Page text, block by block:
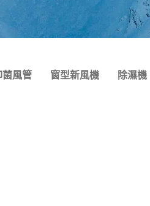
菌風管 窗型新風機 除濕機